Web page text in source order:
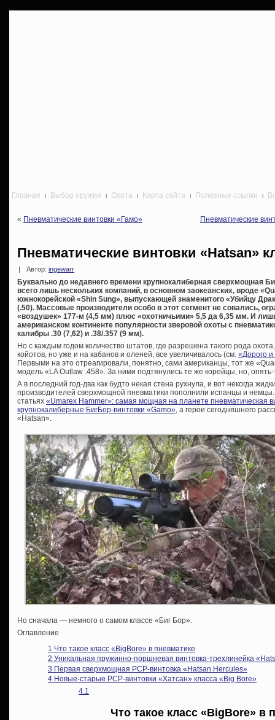
Главная Выбор оружия Охота Карта сайта Полезные ссылки
« Пневматические винтовки «Гамо» Пневматические
Пневматические винтовки «Hatsan»
| Автор: ingewarr
Буквально до недавнего времени крупнокалиберная сверхмощная
всего лишь нескольких компаний, в основном заокеанских, вроде
южнокорейской «Shin Sung», выпускающей знаменитого «Убийцу
(.50). Массовые производители особо в этот сегмент не совались,
«воздушек» 177-м (4,5 мм) плюс «охотничьими» 5,5 да 6,35 мм. И
американском континенте популярности зверовой охоты с
калибры .30 (7,62) и .38/.357 (9 мм).
Но с каждым годом количество штатов, где разрешена такого рода
койотов, но уже и на кабанов и оленей, все увеличивалось (см. «Дорого и
Первыми на это отреагировали, понятно, сами американцы, тот же
модель «LA Outlaw .458». За ними подтянулись те же корейцы, но, опять-
А в последний год-два как будто некая стена рухнула, и вот некогда
производителей сверхмощной пневматики пополнили испанцы и немцы.
статьях «Umarex Hammer»: самая мощная на планете пневматическая
крупнокалиберные БигБор-винтовки «Gamo» , а герои сегодняшнего
«Hatsan».
Но сначала — немного о самом классе «Биг Бор».
Оглавление
1 Что такое класс «BigBore» в пневматике
2 Уникальная пружинно-поршневая винтовка-трехлинейка
3 Первая сверхмощная PCP-винтовка «Hatsan Hercules»
4 Новые-старые PCP-винтовки «Хатсан» класса «Big Bore»
4.1
Что такое класс «BigBore» в